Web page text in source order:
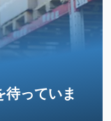
220 V, 入力電流の種
待っていま